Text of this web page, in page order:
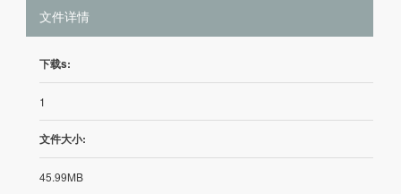
文件详情
下载s:
1
文件大小:
45.99MB